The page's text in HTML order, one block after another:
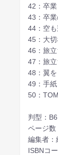
42：卒業
43：卒
44：空
45：大
46：旅
47：旅
48：翼
49：手
50：
判型：B6
ページ数
編集者：
ISBNコ